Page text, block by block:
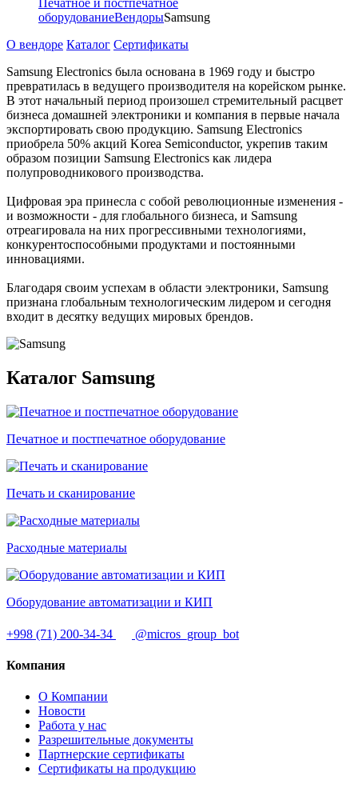
оборудованиеВендорыSamsung
О вендоре Каталог Сертификаты
Samsung Electronics была основана в 1969 году и быстро
превратилась в ведущего производителя на корейском рынке.
В этот начальный период произошел стремительный расцвет
бизнеса домашней электроники и компания в первые начала
экспортировать свою продукцию. Samsung Electronics
приобрела 50% акций Korea Semiconductor, укрепив таким
образом позиции Samsung Electronics как лидера
полупроводникового производства.
Цифровая эра принесла с собой революционные изменения -
и возможности - для глобального бизнеса, и Samsung
отреагировала на них прогрессивными технологиями,
конкурентоспособными продуктами и постоянными
инновациями.
Благодаря своим успехам в области электроники, Samsung
признана глобальным технологическим лидером и сегодня
входит в десятку ведущих мировых брендов.
Каталог Samsung
Печатное и постпечатное оборудование
Печать и сканирование
Расходные материалы
Оборудование автоматизации и КИП
+998 (71) 200-34-34 @micros_group_bot
Компания
О Компании
Новости
Работа у нас
Разрешительные документы
Партнерские сертификаты
Сертификаты на продукцию